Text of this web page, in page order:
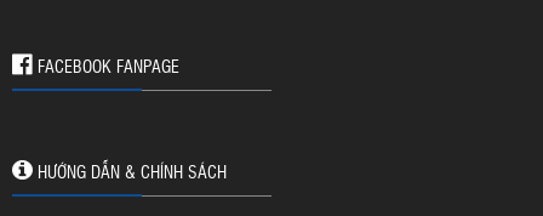
FACEBOOK FANPAGE
HƯỚNG DẪN & CHÍNH SÁCH